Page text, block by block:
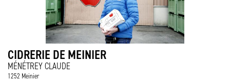
CIDRERIE DE MEINIER
MÉNÉTREY CLAUDE
1252 Meinier